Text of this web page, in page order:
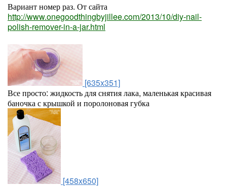
Вариант номер раз. От сайта
http://www.onegoodthingbyjillee.com/2013/10/diy-nail-
polish-remover-in-a-jar.html
[635x351]
Все просто: жидкость для снятия лака, маленькая красивая
баночка с крышкой и поролоновая губка
[458x650]